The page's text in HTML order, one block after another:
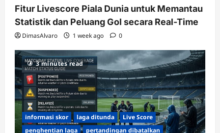
Fitur Livescore Piala Dunia untuk Memantau
Statistik dan Peluang Gol secara Real-Time
DimasAlvaro 1 week ago 0
3 minutes read
informasi skor laga ditunda
Live Score
penghentian laga
pertandingan dibatalkan